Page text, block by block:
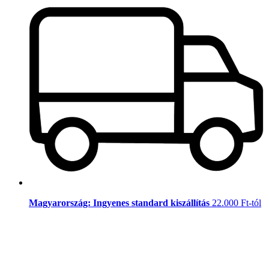
Magyarország: Ingyenes standard kiszállítás 22.000 Ft-tól